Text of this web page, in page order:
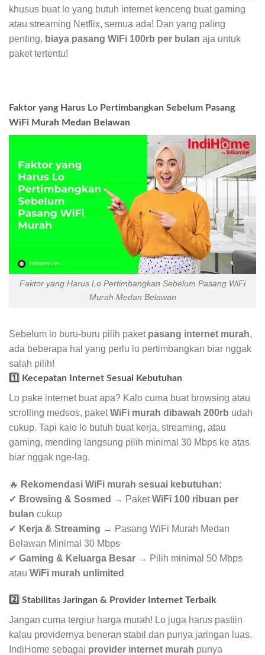
khusus buat lo yang butuh internet kenceng buat gaming
atau streaming Netflix, semua ada! Dan yang paling
penting, biaya pasang WiFi 100rb per bulan aja untuk
paket tertentu!
Faktor yang Harus Lo Pertimbangkan Sebelum Pasang
WiFi Murah Medan Belawan
Faktor yang Harus Lo Pertimbangkan Sebelum Pasang WiFi
Murah Medan Belawan
Sebelum lo buru-buru pilih paket pasang internet murah,
ada beberapa hal yang perlu lo pertimbangkan biar nggak
salah pilih!
1️⃣ Kecepatan Internet Sesuai Kebutuhan
Lo pake internet buat apa? Kalo cuma buat browsing atau
scrolling medsos, paketWiFi murah dibawah 200rb udah
cukup. Tapi kalo lo butuh buat kerja, streaming, atau
gaming, mending langsung pilih minimal 30 Mbps ke atas
biar nggak nge-lag.
🔥 Rekomendasi WiFi murah sesuai kebutuhan:
✔ Browsing & Sosmed → PaketWiFi 100 ribuan per
bulan cukup
✔ Kerja & Streaming → Pasang WiFi Murah Medan
Belawan Minimal 30 Mbps
✔ Gaming & Keluarga Besar → Pilih minimal 50 Mbps
atau WiFi murah unlimited
2️⃣ Stabilitas Jaringan & Provider Internet Terbaik
Jangan cuma tergiur harga murah! Lo juga harus pastiin
kalau providernya beneran stabil dan punya jaringan luas.
IndiHome sebagai provider internet murah punya